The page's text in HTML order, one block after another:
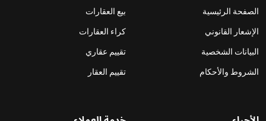
الصفحة الرئيسية
الإشعار القانوني
البيانات الشخصية
الشروط والأحكام
بيع العقارات
كراء العقارات
تقييم عقاري
تقييم العقار